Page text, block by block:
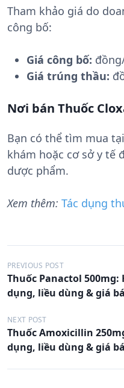
Tham khảo giá do
công bố:
Giá công bố:
Giá trúng thầu:
Nơi bán Thuốc
Bạn có thể tìm mua
khám hoặc cơ sở y tế
dược phẩm.
Xem thêm: Tác dụng
Đ
i
u
h
ư
PREVIOUS POST
Thuốc Panactol
dụng, liều dùng & giá
NEXT POST
Thuốc Amoxicillin
dụng, liều dùng & giá